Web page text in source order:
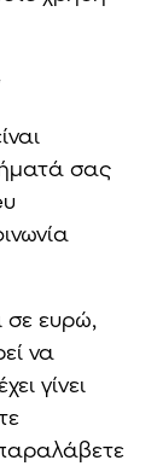
σας
σε ευρώ,
να
γίνει